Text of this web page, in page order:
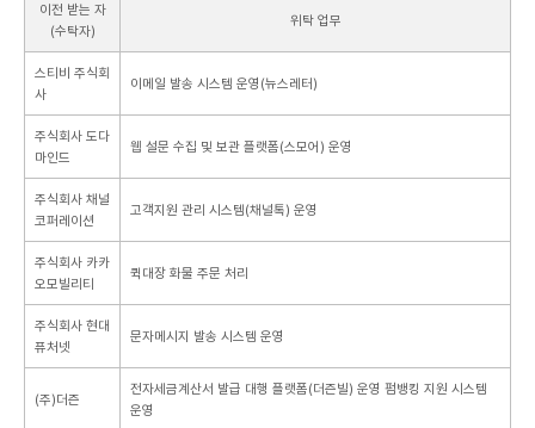
이전 받는 자
(수탁자)
위탁 업무
스티비 주식회
사
이메일 발송 시스템 운영(뉴스레터)
주식회사 도다
마인드
웹 설문 수집 및 보관 플랫폼(스모어) 운영
주식회사 채널
코퍼레이션
고객지원 관리 시스템(채널톡) 운영
주식회사 카카
오모빌리티
퀵대장 화물 주문 처리
주식회사 현대
퓨처넷
문자메시지 발송 시스템 운영
(주)더즌
전자세금계산서 발급 대행 플랫폼(더즌빌) 운영 펌뱅킹 지원 시스템
운영